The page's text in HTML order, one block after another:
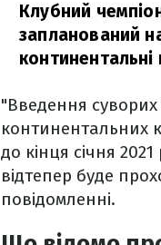
Клубний
запланований
континентальні
"Введення
континентальних
до кінця січня
відтепер буде
повідомленні.